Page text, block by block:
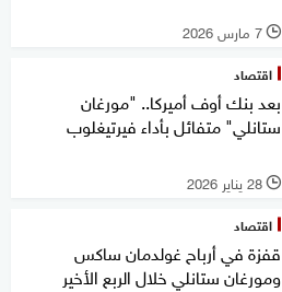
l 7 مارس 2026
اقتصاد
بعد بنك أوف أميركا.. "مورغان
ستانلي" متفائل بأداء فيرتيغلوب
l 28 يناير 2026
اقتصاد
قفزة في أرباح غولدمان ساكس
ومورغان ستانلي خلال الربع الأخير